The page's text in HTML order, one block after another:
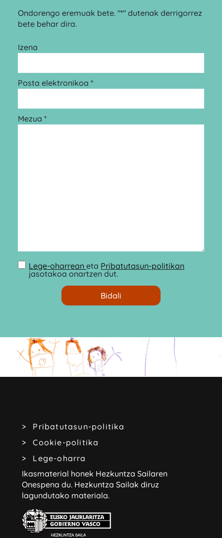
Ondorengo eremuak bete. "*" dutenak derrigorrez
bete behar dira.
Izena
Posta elektronikoa *
Mezua *
Lege-oharreaneta Pribatutasun-politikan
jasotakoa onartzen dut.
Pribatutasun-politika
Cookie-politika
Lege-oharra
Ikasmaterial honek Hezkuntza Sailaren
Onespena du. Hezkuntza Sailak diruz
lagundutako materiala.